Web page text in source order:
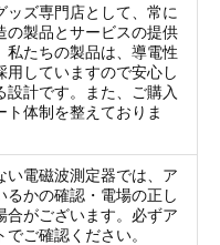
ッズ専門店として、常に
の製品とサービスの提供
私たちの製品は、導電性
用していますので安心し
設計です。また、ご購入
ト体制を整えておりま
電磁波測定器では、ア
るかの確認・電場の正し
合がございます。必ずア
ご確認ください。